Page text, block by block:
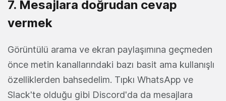
7. Mesajlara doğrudan cevap
vermek
Görüntülü arama ve ekran paylaşımına geçmeden
önce metin kanallarındaki bazı basit ama kullanışlı
özelliklerden bahsedelim. Tıpkı WhatsApp ve
Slack'te olduğu gibi Discord'da da mesajlara